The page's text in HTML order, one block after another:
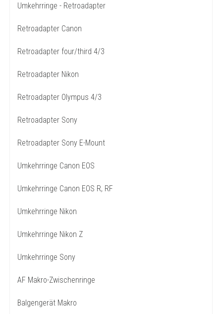
Umkehrringe - Retroadapter
Retroadapter Canon
Retroadapter four/third 4/3
Retroadapter Nikon
Retroadapter Olympus 4/3
Retroadapter Sony
Retroadapter Sony E-Mount
Umkehrringe Canon EOS
Umkehrringe Canon EOS R, RF
Umkehrringe Nikon
Umkehrringe Nikon Z
Umkehrringe Sony
AF Makro-Zwischenringe
Balgengerät Makro